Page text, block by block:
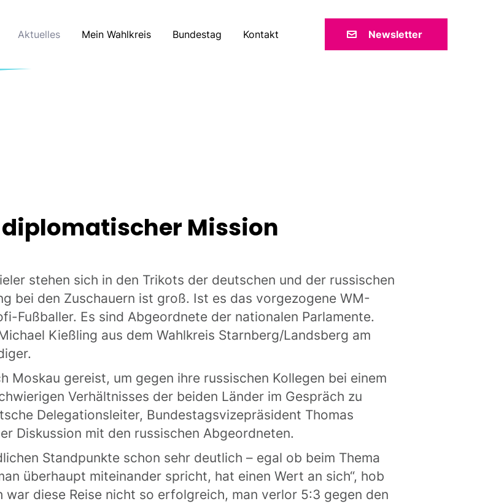
Aktuelles Mein Wahlkreis Bundestag Kontakt Newsletter
Mission
stehen sich in den Trikots der deutschen und der russischen
bei den Zuschauern ist groß. Ist es das vorgezogene WM-
Fußballer. Es sind Abgeordnete der nationalen Parlamente.
Kießling aus dem Wahlkreis Starnberg/Landsberg am
Moskau gereist, um gegen ihre russischen Kollegen bei einem
Verhältnisses der beiden Länder im Gespräch zu
Delegationsleiter, Bundestagsvizepräsident Thomas
Diskussion mit den russischen Abgeordneten.
Standpunkte schon sehr deutlich – egal ob beim Thema
überhaupt miteinander spricht, hat einen Wert an sich“, hob
diese Reise nicht so erfolgreich, man verlor 5:3 gegen den